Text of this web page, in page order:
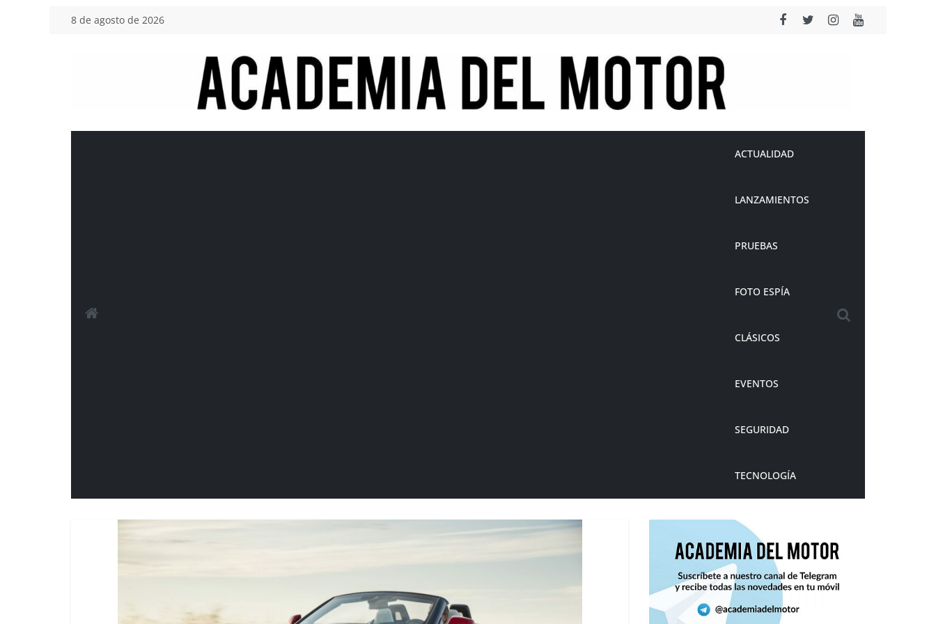
Saltar8 de agosto de 2026
Academia
del
ACTUALIDAD
LANZAMIENTOS
PRUEBAS
FOTO ESPÍA
CLÁSICOS
EVENTOS
SEGURIDAD
TECNOLOGÍA